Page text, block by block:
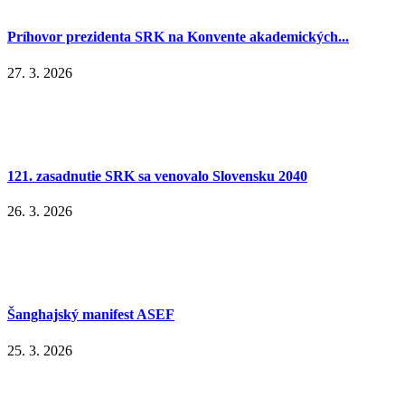
Príhovor prezidenta SRK na Konvente akademických...
27. 3. 2026
121. zasadnutie SRK sa venovalo Slovensku 2040
26. 3. 2026
Šanghajský manifest ASEF
25. 3. 2026